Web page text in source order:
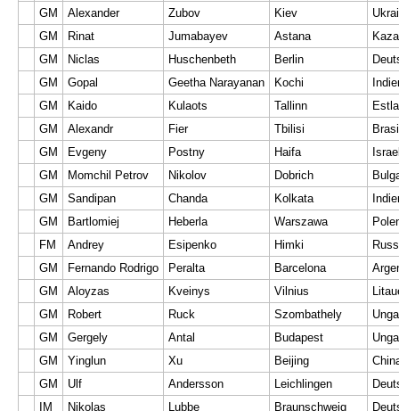
GM
Alexander Zubov Kiev
GM
Rinat Jumabayev Astana
GM
Niclas Huschenbeth Berlin
GM
Gopal Geetha Narayanan Kochi
GM
Kaido Kulaots Tallinn
GM
Alexandr Fier Tbilisi
GM
Evgeny Postny Haifa
GM
Momchil Petrov Nikolov Dobrich
GM
Sandipan Chanda Kolkata
GM
Bartlomiej Heberla Warszawa
FM
Andrey Esipenko Himki
GM
Fernando Rodrigo Peralta Barcelona
GM
Aloyzas Kveinys Vilnius
GM
Robert Ruck Szombathely
GM
Gergely Antal Budapest
GM
Yinglun Xu Beijing
GM
Ulf Andersson Leichlingen
IM
Nikolas Lubbe Braunschweig